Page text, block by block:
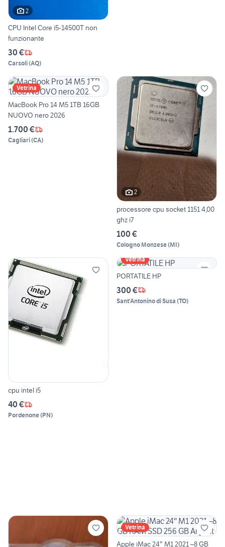
2
CPU Intel Core i5-14500T non
funzionante
30 €
Carsoli(AQ)
Vetrina
MacBook Pro 14 M5 1TB 16GB
NUOVO nero 2026
1.700 €
Cagliari(CA)
2
processore cpu socket 1151 4,00
ghz i7
100 €
Cologno Monzese(MI)
cpu intel i5
40 €
Pordenone(PN)
Vetrina
PORTATILE HP
300 €
Sant'Antonino di Susa (TO)
Vetrina
Apple iMac 24″ M1 2021 –8 GB